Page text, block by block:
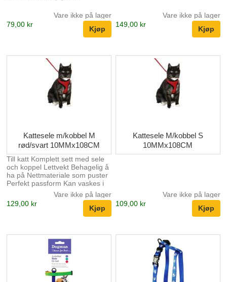
Vare ikke på lager
79,00 kr
Vare ikke på lager
149,00 kr
Kattesele m/kobbel M
rød/svart 10MMx108CM
Till katt Komplett sett med sele
och koppel Lettvekt Behagelig å
ha på Nettmateriale som puster
Perfekt passform Kan vaskes i
30º Kopplets lengde: 108 cm S:
32-41 cm x 28 cm x 1 cm M: 36-
48 cm x 32 cm x 1 cm L: 43-55
Vare ikke på lager
129,00 kr
Kattesele M/kobbel S
10MMx108CM
Vare ikke på lager
109,00 kr